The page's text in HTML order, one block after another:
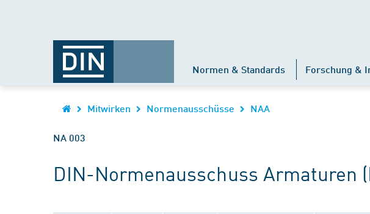
Normen & Standards Forschung &
Mitwirken Normenausschüsse NAA
NA 003
DIN-Normenausschuss Armaturen